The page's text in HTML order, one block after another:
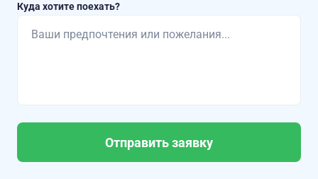
Куда хотите поехать?
Отправить заявку